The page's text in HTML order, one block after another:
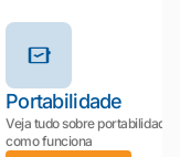
Portabilidade
Veja tudo sobre portabilidade:
como funciona